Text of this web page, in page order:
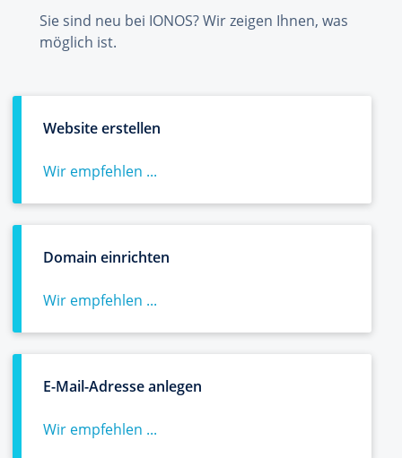
Sie sind neu bei IONOS? Wir zeigen Ihnen, was
möglich ist.
Website erstellen
Wir empfehlen ...
Domain einrichten
Wir empfehlen ...
E-Mail-Adresse anlegen
Wir empfehlen ...